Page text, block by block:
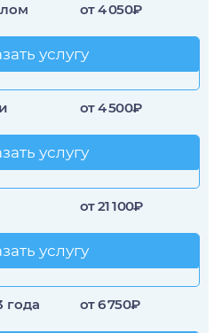
от 4 050₽
услугу
услугу
от 4 500₽
услугу
услугу
от 21 100₽
услугу
услугу
года от 6 750₽